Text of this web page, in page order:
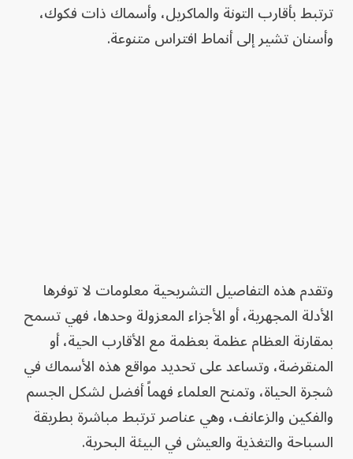
ترتبط بأقارب التونة والماكريل، وأسماك ذات فكوك،
وأسنان تشير إلى أنماط افتراس متنوعة.
وتقدم هذه التفاصيل التشريحية معلومات لا توفرها
الأدلة المجهرية، أو الأجزاء المعزولة وحدها، فهي تسمح
بمقارنة العظام عظمة بعظمة مع الأقارب الحية، أو
المنقرضة، وتساعد على تحديد مواقع هذه الأسماك في
شجرة الحياة، وتمنح العلماء فهماً أفضل لشكل الجسم
والفكين والزعانف، وهي عناصر ترتبط مباشرة بطريقة
السباحة والتغذية والعيش في البيئة البحرية.